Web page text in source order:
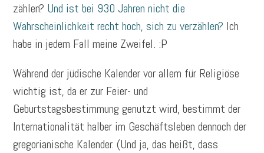
zählen? Und ist bei 930 Jahren nicht die
Wahrscheinlichkeit recht hoch, sich zu verzählen? Ich
habe in jedem Fall meine Zweifel. :P
Während der jüdische Kalender vor allem für Religiöse
wichtig ist, da er zur Feier- und
Geburtstagsbestimmung genutzt wird, bestimmt der
Internationalität halber im Geschäftsleben dennoch der
gregorianische Kalender. (Und ja, das heißt, dass